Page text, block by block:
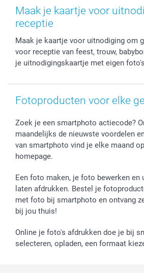
Stickers en Etiketten
Fotokaders, Decoratie en Snoepjes
Geschenken voor hem
Afstuderen
Vaderdag
Verjaardag
Voorwaarden
Herroepingsrecht
Wettelijke garantie
Privacybeleid
Prijslijst
Jobs & Stages
smartgarantie
smartbonus
Grote bestellingen
Levering
smartfriends
Maak je kaartje voor
receptie
Maak je kaartje voor uitnodiging om
voor receptie van feest, trouw,
je uitnodigingskaartje met eigen
Fotoproducten voor elke
Zoek je een smartphoto actiecode?
maandelijks de nieuwste voordelen
van smartphoto vind je elke maand
homepage.
Een foto maken, je foto bewerken
laten afdrukken. Bestel je
met foto bij smartphoto en ontvang
bij jou thuis!
Online je foto's afdrukken doe je bij
selecteren, opladen, een formaat